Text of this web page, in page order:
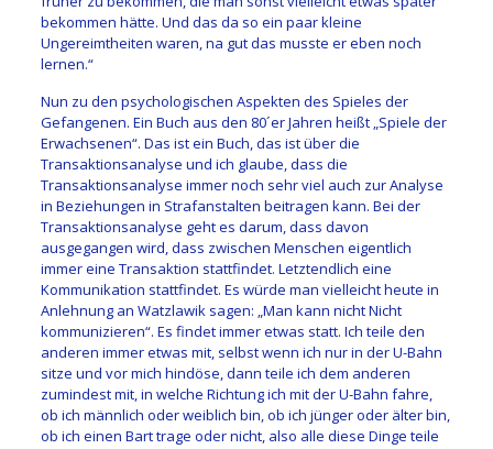
bekommen hätte. Und das da so ein paar kleine
Ungereimtheiten waren, na gut das musste er eben noch
lernen.“
Nun zu den psychologischen Aspekten des Spieles der
Gefangenen. Ein Buch aus den 80´er Jahren heißt „Spiele der
Erwachsenen“. Das ist ein Buch, das ist über die
Transaktionsanalyse und ich glaube, dass die
Transaktionsanalyse immer noch sehr viel auch zur Analyse
in Beziehungen in Strafanstalten beitragen kann. Bei der
Transaktionsanalyse geht es darum, dass davon
ausgegangen wird, dass zwischen Menschen eigentlich
immer eine Transaktion stattfindet. Letztendlich eine
Kommunikation stattfindet. Es würde man vielleicht heute in
Anlehnung an Watzlawik sagen: „Man kann nicht Nicht
kommunizieren“. Es findet immer etwas statt. Ich teile den
anderen immer etwas mit, selbst wenn ich nur in der U-Bahn
sitze und vor mich hindöse, dann teile ich dem anderen
zumindest mit, in welche Richtung ich mit der U-Bahn fahre,
ob ich männlich oder weiblich bin, ob ich jünger oder älter bin,
ob ich einen Bart trage oder nicht, also alle diese Dinge teile